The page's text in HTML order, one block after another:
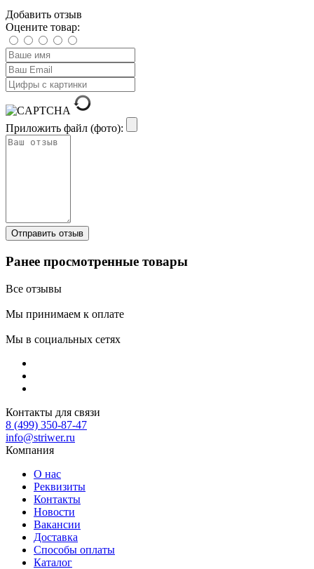
Добавить отзыв
Оцените товар:
Приложить файл (фото):
Ранее просмотренные товары
Все отзывы
Мы принимаем к оплате
Мы в социальных сетях
Контакты для связи
8 (499) 350-87-47
info@striwer.ru
Компания
О нас
Реквизиты
Контакты
Новости
Вакансии
Доставка
Способы оплаты
Каталог